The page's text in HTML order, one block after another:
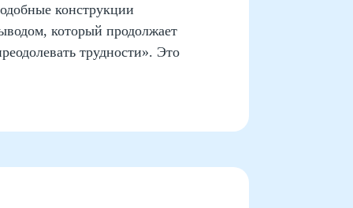
конструкции
который продолжает
трудности». Это